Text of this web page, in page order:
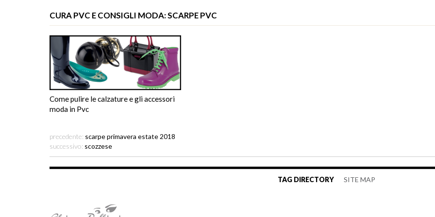
CURA PVC E CONSIGLI MODA: SCARPE PVC
Come pulire le calzature e gli accessori
moda in Pvc
precedente: scarpe primavera estate 2018
successivo: scozzese
TAG DIRECTORY SITE MAP